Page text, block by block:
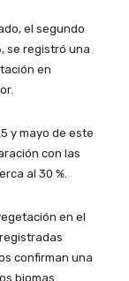
el segundo
se registró una
en
y mayo de este
con las
al 30 %.
en el
confirman una
biomas